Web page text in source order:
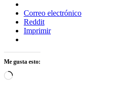
Correo electrónico
Reddit
Imprimir
Me gusta esto:
Cargando...